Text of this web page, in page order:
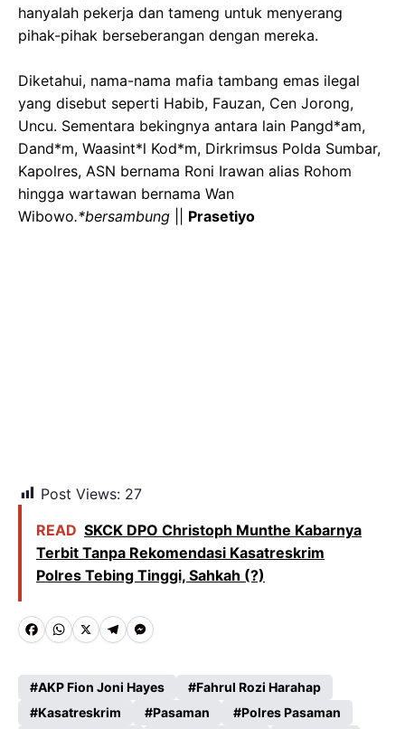
hanyalah pekerja dan tameng untuk menyerang
pihak-pihak berseberangan dengan mereka.
‎Diketahui, nama-nama mafia tambang emas ilegal
yang disebut seperti Habib, Fauzan, Cen Jorong,
Uncu. Sementara bekingnya antara lain Pangd*am,
Dand*m, Waasint*l Kod*m, Dirkrimsus Polda Sumbar,
Kapolres, ASN bernama Roni Irawan alias Rohom
hingga wartawan bernama Wan
Wibowo.*bersambung Prasetiyo
Post Views: 27
READ SKCK DPO Christoph Munthe Kabarnya
Terbit Tanpa Rekomendasi Kasatreskrim
Polres Tebing Tinggi, Sahkah (?)
F
c
e
W
a
t
X T
l
e
M
s
s
AKP Fion Joni Hayes
Fahrul Rozi Harahap
Kasatreskrim
Pasaman Polres Pasaman